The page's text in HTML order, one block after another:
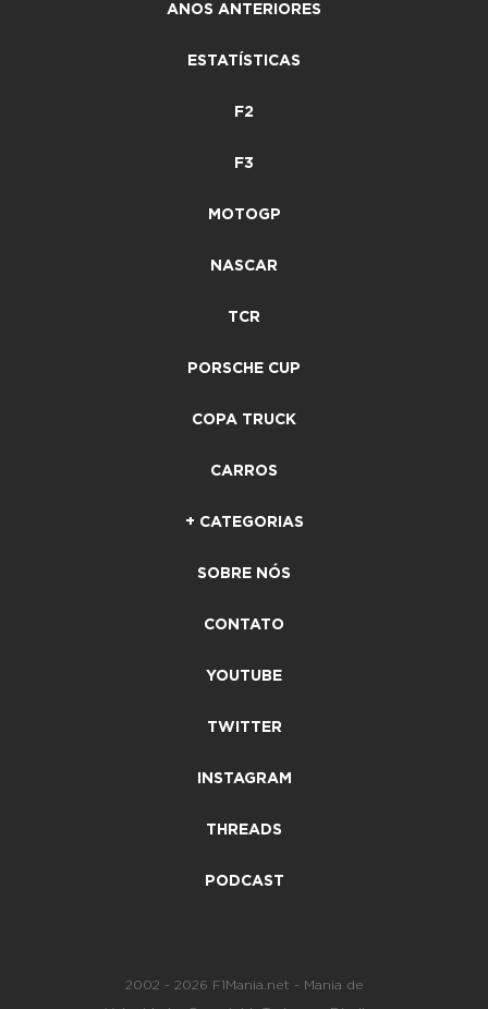
ANOS ANTERIORES
ESTATÍSTICAS
F2
F3
MOTOGP
NASCAR
TCR
PORSCHE CUP
COPA TRUCK
CARROS
+ CATEGORIAS
SOBRE NÓS
CONTATO
YOUTUBE
TWITTER
INSTAGRAM
THREADS
PODCAST
2002 - 2026 F1Mania.net - Mania de